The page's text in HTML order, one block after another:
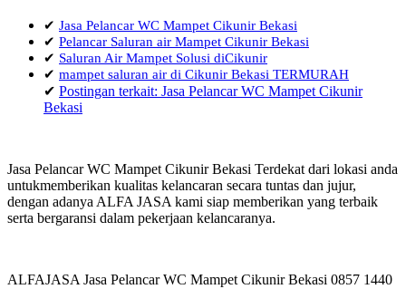
✔ Jasa Pelancar WC Mampet Cikunir Bekasi
✔ Pelancar Saluran air Mampet Cikunir Bekasi
✔ Saluran Air Mampet Solusi diCikunir
✔ mampet saluran air di Cikunir Bekasi TERMURAH
✔ Postingan terkait: Jasa Pelancar WC Mampet Cikunir
Bekasi
Jasa Pelancar WC Mampet Cikunir Bekasi Terdekat dari lokasi anda
untukmemberikan kualitas kelancaran secara tuntas dan jujur,
dengan adanya ALFA JASA kami siap memberikan yang terbaik
serta bergaransi dalam pekerjaan kelancaranya.
ALFAJASA Jasa Pelancar WC Mampet Cikunir Bekasi 0857 1440